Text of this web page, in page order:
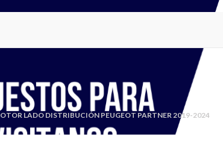
LADO DISTRIBUCIÓN PEUGEOT PARTNER 2019-2024